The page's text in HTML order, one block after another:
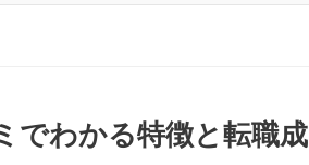
でわかる特徴と転職成